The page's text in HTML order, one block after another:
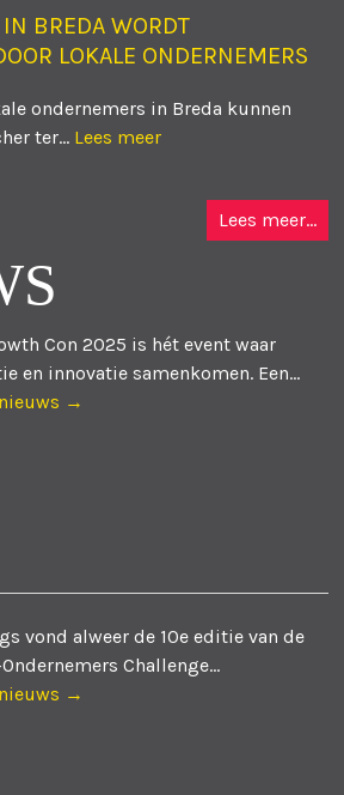
BREDA WORDT
LOKALE ONDERNEMERS
ondernemers in Breda kunnen
ter... Lees meer
Lees meer...
Con 2025 is hét event waar
en innovatie samenkomen. Een...
→
vond alweer de 10e editie van de
Challenge...
→